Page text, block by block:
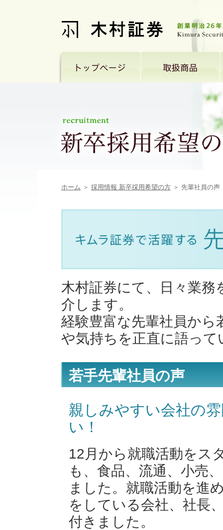
ホーム ＞ 採用情報 新卒採用希望の方 ＞ 先輩社員の声
木村証券にて、日々業
介します。
経験豊富な先輩社員から
や気持ちを正直に語っ
若手先輩社員の声
親しみやすい会社の
い！
12月から就職活動をス
も、食品、流通、小売
ました。就職活動を進
をしている会社、社長
付きました。